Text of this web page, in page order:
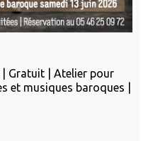
Gratuit | Atelier pour
et musiques baroques |